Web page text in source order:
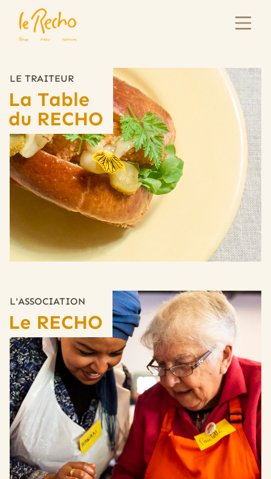
LE TRAITEUR
La Table
du RECHO
L'ASSOCIATION
Le RECHO